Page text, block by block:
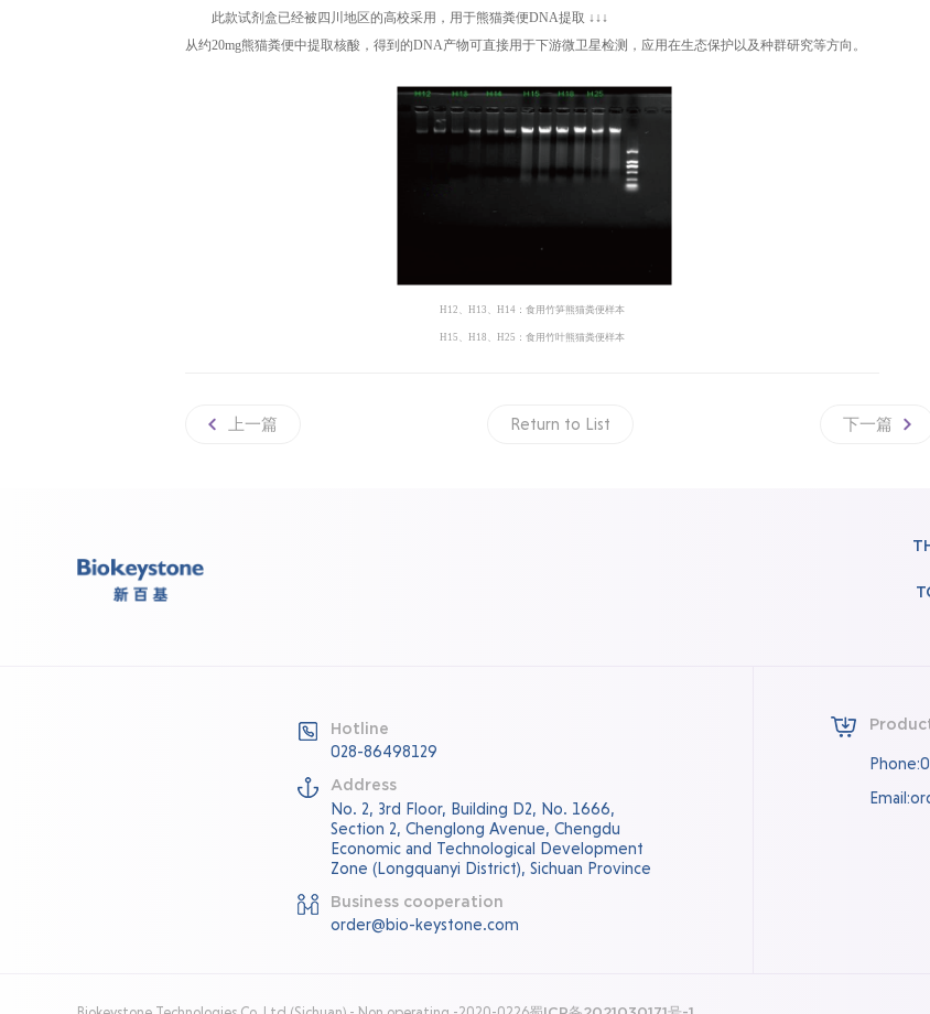
此款试剂盒已经被四川地区的高校采用，用于熊猫粪便DNA提取 ↓↓↓
从约20mg熊猫粪便中提取核酸，得到的DNA产物可直接用于下游微卫星检测，应用在生态保护以及种群研究等方向。
H12 、H13 、H14 ：食用竹笋熊猫粪便样本
H15 、H18 、H25 ：食用竹叶熊猫粪便样本
上一篇 Return to List 下一篇
Hotline
028-86498129
Address
No. 2, 3rd Floor, Building D2, No. 1666,
Section 2, Chenglong Avenue, Chengdu
Economic and Technological Development
Zone (Longquanyi District), Sichuan Province
Business cooperation
order@bio-keystone.com